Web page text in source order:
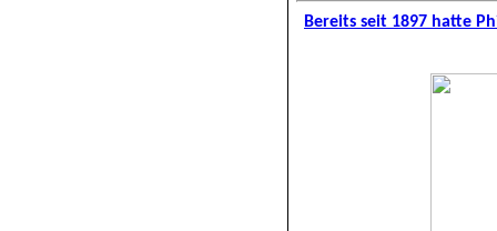
Bereits seit 1897 hatte